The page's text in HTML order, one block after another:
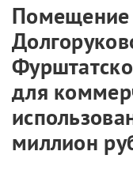
Помещение
для
миллион